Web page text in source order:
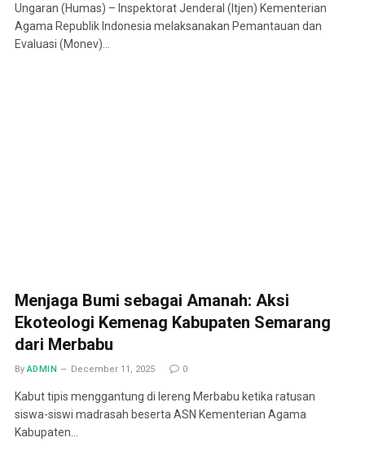
Ungaran (Humas) – Inspektorat Jenderal (Itjen) Kementerian
Agama Republik Indonesia melaksanakan Pemantauan dan
Evaluasi (Monev)…
Menjaga Bumi sebagai Amanah: Aksi
Ekoteologi Kemenag Kabupaten Semarang
dari Merbabu
By ADMIN December 11, 2025 0
Kabut tipis menggantung di lereng Merbabu ketika ratusan
siswa-siswi madrasah beserta ASN Kementerian Agama
Kabupaten…